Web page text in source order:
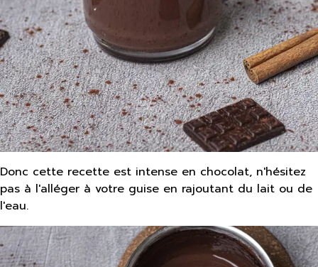
Donc cette recette est intense en chocolat, n'hésitez
pas à l'alléger à votre guise en rajoutant du lait ou de
l'eau.